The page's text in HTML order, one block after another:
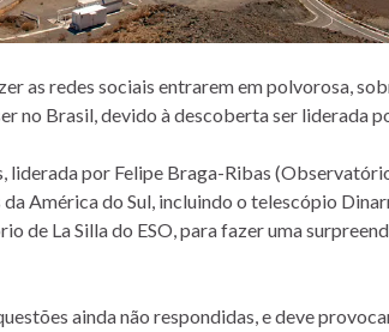
as redes sociais entrarem em polvorosa,
no Brasil, devido à descoberta ser liderada
liderada por Felipe Braga-Ribas
América do Sul, incluindo o telescópio
de La Silla do ESO, para fazer uma
ainda não respondidas, e deve